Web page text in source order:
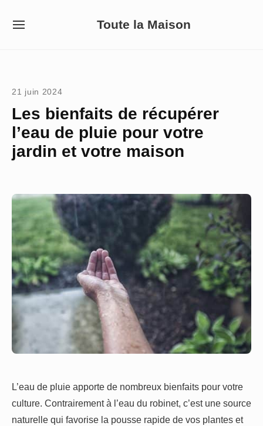
Toute la Maison
SITE
21 juin 2024
Les bienfaits de récupérer
l’eau de pluie pour votre
jardin et votre maison
L’eau de pluie apporte de nombreux bienfaits pour votre
culture. Contrairement à l’eau du robinet, c’est une source
naturelle qui favorise la pousse rapide de vos plantes et